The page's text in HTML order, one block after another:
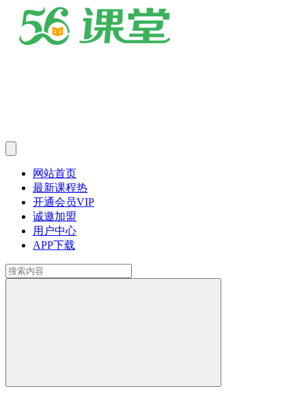
网站首页
最新课程热
开通会员VIP
诚邀加盟
用户中心
APP下载